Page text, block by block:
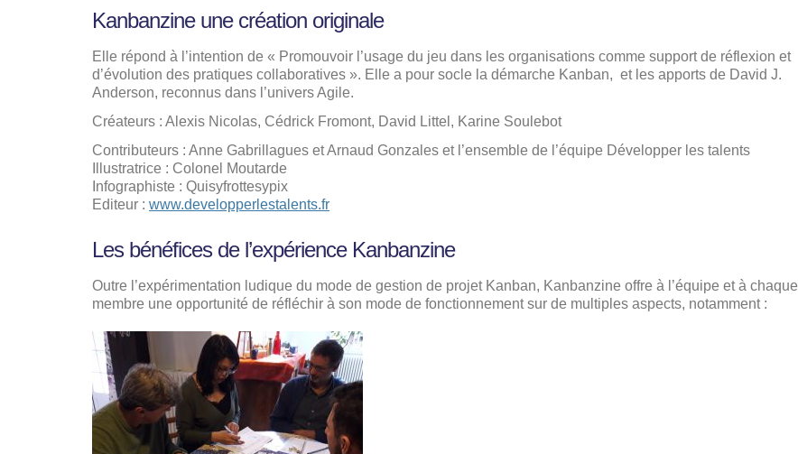
Kanbanzine une création originale
Elle répond à l’intention de « Promouvoir l’usage du jeu dans les organisations comme support de réflexion et
d’évolution des pratiques collaboratives ». Elle a pour socle la démarche Kanban, et les apports de David J.
Anderson, reconnus dans l’univers Agile.
Créateurs : Alexis Nicolas, Cédrick Fromont, David Littel, Karine Soulebot
Contributeurs : Anne Gabrillagues et Arnaud Gonzales et l’ensemble de l’équipe Développer les talents
Illustratrice : Colonel Moutarde
Infographiste : Quisyfrottesypix
Editeur : www.developperlestalents.fr
Les bénéfices de l’expérience Kanbanzine
Outre l’expérimentation ludique du mode de gestion de projet Kanban, Kanbanzine offre à l’équipe et à chaque
membre une opportunité de réfléchir à son mode de fonctionnement sur de multiples aspects, notamment :